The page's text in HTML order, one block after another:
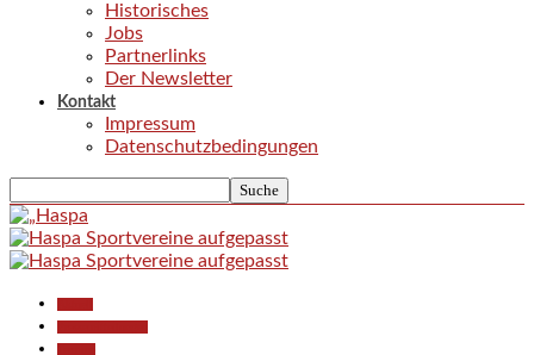
Historisches
Jobs
Partnerlinks
Der Newsletter
Kontakt
Impressum
Datenschutzbedingungen